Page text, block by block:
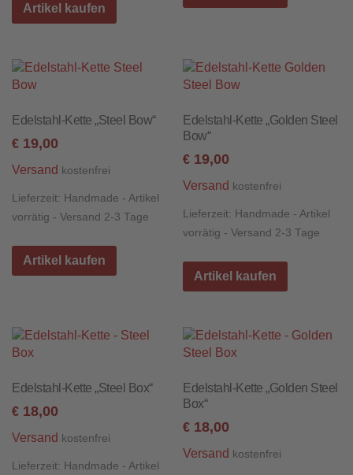
Artikel kaufen
Edelstahl-Kette „Steel Bow“
€ 19,00
Versand kostenfrei
Lieferzeit: Handmade - Artikel
vorrätig - Versand 2-3 Tage
Artikel kaufen
Edelstahl-Kette „Golden Steel
Bow“
€ 19,00
Versand kostenfrei
Lieferzeit: Handmade - Artikel
vorrätig - Versand 2-3 Tage
Artikel kaufen
Edelstahl-Kette „Steel Box“
€ 18,00
Versand kostenfrei
Lieferzeit: Handmade - Artikel
Edelstahl-Kette „Golden Steel
Box“
€ 18,00
Versand kostenfrei